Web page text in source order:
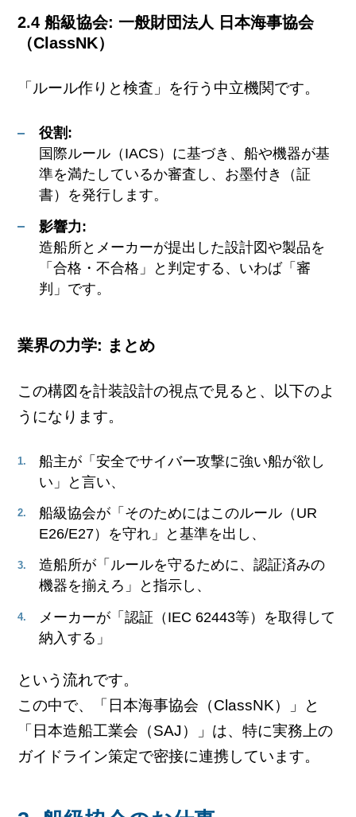
2.4 船級協会: 一般財団法人 日本海事協会
（ClassNK）
「ルール作りと検査」を行う中立機関です。
役割:
国際ルール（IACS）に基づき、船や機器が基
準を満たしているか審査し、お墨付き（証
書）を発行します。
影響力:
造船所とメーカーが提出した設計図や製品を
「合格・不合格」と判定する、いわば「審
判」です。
業界の力学: まとめ
この構図を計装設計の視点で見ると、以下のよ
うになります。
船主が「安全でサイバー攻撃に強い船が欲し
い」と言い、
船級協会が「そのためにはこのルール（UR
E26/E27）を守れ」と基準を出し、
造船所が「ルールを守るために、認証済みの
機器を揃えろ」と指示し、
メーカーが「認証（IEC 62443等）を取得して
納入する」
という流れです。
この中で、「日本海事協会（ClassNK）」と
「日本造船工業会（SAJ）」は、特に実務上の
ガイドライン策定で密接に連携しています。